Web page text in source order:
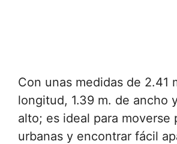
Con unas medidas de 2.41
longitud, 1.39 m. de ancho
alto; es ideal para moverse
urbanas y encontrar fácil